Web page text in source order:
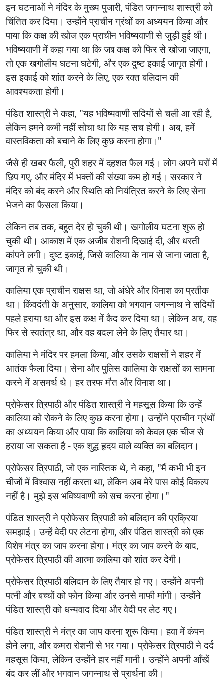
इन घटनाओं ने मंदिर के मुख्य पुजारी, पंडित जगन्नाथ शास्त्री को
चिंतित कर दिया। उन्होंने प्राचीन ग्रंथों का अध्ययन किया और
पाया कि कक्ष की खोज एक प्राचीन भविष्यवाणी से जुड़ी हुई थी।
भविष्यवाणी में कहा गया था कि जब कक्ष को फिर से खोजा जाएगा,
तो एक खगोलीय घटना घटेगी, और एक दुष्ट इकाई जागृत होगी।
इस इकाई को शांत करने के लिए, एक रक्त बलिदान की
आवश्यकता होगी।
पंडित शास्त्री ने कहा, "यह भविष्यवाणी सदियों से चली आ रही है,
लेकिन हमने कभी नहीं सोचा था कि यह सच होगी। अब, हमें
वास्तविकता को बचाने के लिए कुछ करना होगा।"
जैसे ही खबर फैली, पुरी शहर में दहशत फैल गई। लोग अपने घरों में
छिप गए, और मंदिर में भक्तों की संख्या कम हो गई। सरकार ने
मंदिर को बंद करने और स्थिति को नियंत्रित करने के लिए सेना
भेजने का फैसला किया।
लेकिन तब तक, बहुत देर हो चुकी थी। खगोलीय घटना शुरू हो
चुकी थी। आकाश में एक अजीब रोशनी दिखाई दी, और धरती
कांपने लगी। दुष्ट इकाई, जिसे कालिया के नाम से जाना जाता है,
जागृत हो चुकी थी।
कालिया एक प्राचीन राक्षस था, जो अंधेरे और विनाश का प्रतीक
था। किंवदंती के अनुसार, कालिया को भगवान जगन्नाथ ने सदियों
पहले हराया था और इस कक्ष में कैद कर दिया था। लेकिन अब, वह
फिर से स्वतंत्र था, और वह बदला लेने के लिए तैयार था।
कालिया ने मंदिर पर हमला किया, और उसके राक्षसों ने शहर में
आतंक फैला दिया। सेना और पुलिस कालिया के राक्षसों का सामना
करने में असमर्थ थे। हर तरफ मौत और विनाश था।
प्रोफेसर त्रिपाठी और पंडित शास्त्री ने महसूस किया कि उन्हें
कालिया को रोकने के लिए कुछ करना होगा। उन्होंने प्राचीन ग्रंथों
का अध्ययन किया और पाया कि कालिया को केवल एक चीज से
हराया जा सकता है - एक शुद्ध हृदय वाले व्यक्ति का बलिदान।
प्रोफेसर त्रिपाठी, जो एक नास्तिक थे, ने कहा, "मैं कभी भी इन
चीजों में विश्वास नहीं करता था, लेकिन अब मेरे पास कोई विकल्प
नहीं है। मुझे इस भविष्यवाणी को सच करना होगा।"
पंडित शास्त्री ने प्रोफेसर त्रिपाठी को बलिदान की प्रक्रिया
समझाई। उन्हें वेदी पर लेटना होगा, और पंडित शास्त्री को एक
विशेष मंत्र का जाप करना होगा। मंत्र का जाप करने के बाद,
प्रोफेसर त्रिपाठी की आत्मा कालिया को शांत कर देगी।
प्रोफेसर त्रिपाठी बलिदान के लिए तैयार हो गए। उन्होंने अपनी
पत्नी और बच्चों को फोन किया और उनसे माफी मांगी। उन्होंने
पंडित शास्त्री को धन्यवाद दिया और वेदी पर लेट गए।
पंडित शास्त्री ने मंत्र का जाप करना शुरू किया। हवा में कंपन
होने लगा, और कमरा रोशनी से भर गया। प्रोफेसर त्रिपाठी ने दर्द
महसूस किया, लेकिन उन्होंने हार नहीं मानी। उन्होंने अपनी आँखें
बंद कर लीं और भगवान जगन्नाथ से प्रार्थना की।